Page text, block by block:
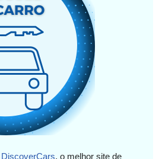
DiscoverCars, o melhor site de